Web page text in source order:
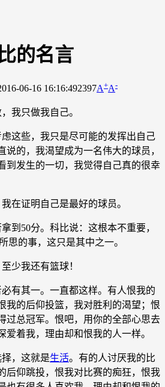
的名言
06-16 16:16:492397A+A-
我只做我自己。
这些，我只是尽可能的发挥出自己
说的，我渴望成为一名伟大的球员，
到发生的一切，我觉得自己真的很幸
在证明自己是最好的球员。
到50分。科比说：这根本不重要，
思的事，这只是其中之一。
少我还有篮球！
有其一。一直都这样。有人恨我的
我的后仰投篮，我对胜利的渴望；恨
过总冠军。恨吧，用你的全部心思去
爱着我，理由却和恨我的人一样。
，这就是生活。有的人讨厌我的比
后仰跳投，恨我对比赛的痴狂，恨我